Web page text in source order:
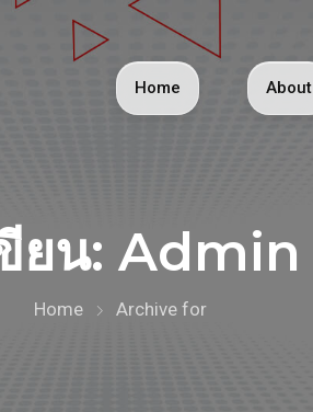
Home About
ยน: Admin
Home Archive for